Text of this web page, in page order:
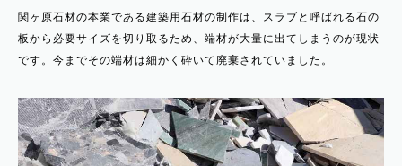
関ヶ原石材の本業である建築用石材の制作は、スラブと呼ばれる石の
板から必要サイズを切り取るため、端材が大量に出てしまうのが現状
です。今までその端材は細かく砕いて廃棄されていました。